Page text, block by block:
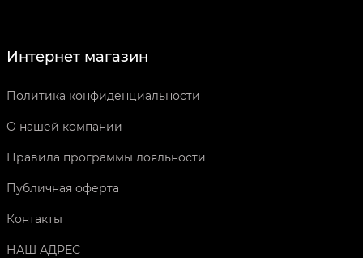
Интернет магазин
Политика конфиденциальности
О нашей компании
Правила программы лояльности
Публичная оферта
Контакты
НАШ АДРЕС